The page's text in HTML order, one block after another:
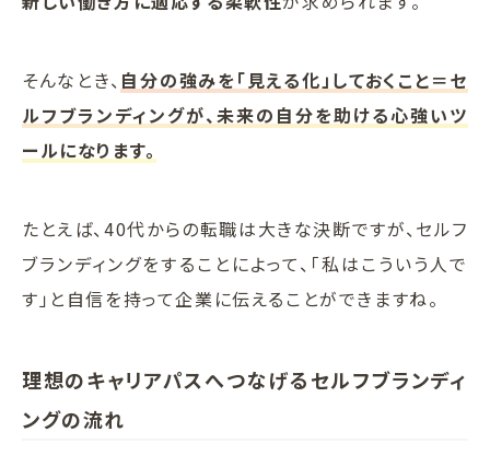
そんなとき、 自分の強みを「見える化」しておくこと＝セ
ルフブランディングが、未来の自分を助ける心強いツ
ールになります。
たとえば、40代からの転職は大きな決断ですが、セルフ
ブランディングをすることによって、「私はこういう人で
す」と自信を持って企業に伝えることができますね。
理想のキャリアパスへつなげるセルフブランディ
ングの流れ